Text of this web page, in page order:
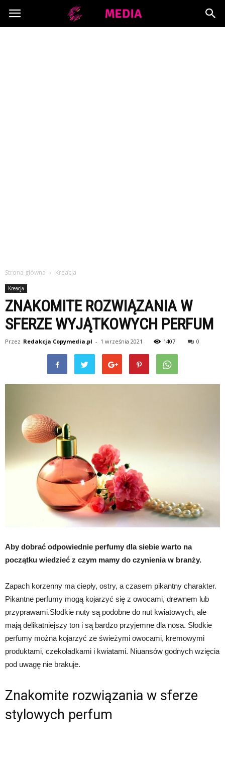
Copymedia.pl
Strona główna Kreacja
Kreacja
ZNAKOMITE ROZWIĄZANIA W
SFERZE WYJĄTKOWYCH PERFUM
Przez Redakcja Copymedia.pl - 1 września 2021 1407 0
Aby dobrać odpowiednie perfumy dla siebie warto na
początku wiedzieć z czym mamy do czynienia w branży.
Zapach korzenny ma ciepły, ostry, a czasem pikantny charakter.
Pikantne perfumy mogą kojarzyć się z owocami, drewnem lub
przyprawami.Słodkie nuty są podobne do nut kwiatowych, ale
mają delikatniejszy ton i są bardzo przyjemne dla nosa. Słodkie
perfumy można kojarzyć ze świeżymi owocami, kremowymi
produktami, czekoladkami i kwiatami. Niuansów godnych wzięcia
pod uwagę nie brakuje.
Znakomite rozwiązania w sferze
stylowych perfum